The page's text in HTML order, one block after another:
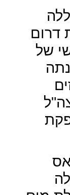
דרום
של